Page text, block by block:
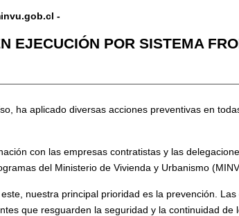
-
EJECUCIÓN POR SISTEMA
ha aplicado diversas acciones preventivas en
con las empresas contratistas y las
del Ministerio de Vivienda y Urbanismo
nuestra principal prioridad es la prevención.
que resguarden la seguridad y la continuidad de